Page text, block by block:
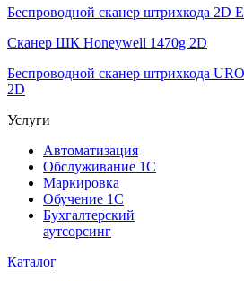
Беспроводной сканер штрихкода 2D
Сканер ШК Honeywell 1470g 2D
Беспроводной сканер штрихкода
2D
Услуги
Автоматизация
Обслуживание 1С
Маркировка
Обучение 1С
Бухгалтерский
аутсорсинг
Каталог